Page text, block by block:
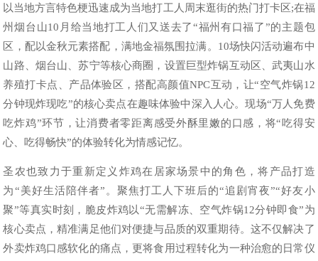
以当地方言特色梗迅速成为当地打工人周末逛街的热门打卡区;在福
州烟台山10月给当地打工人们又送去了“福州有口福了”的主题包
区，配以金秋元素搭配，满地金福氛围拉满。10场快闪活动遍布中
山路、烟台山、苏宁等核心商圈，设置巨型炸锅互动区、武夷山水
养殖打卡点、产品体验区，搭配高颜值NPC互动，让“空气炸锅12
分钟现炸现吃”的核心卖点在趣味体验中深入人心。现场“万人免费
吃炸鸡”环节，让消费者零距离感受外酥里嫩的口感，将“吃得安
心、吃得畅快”的体验转化为情感记忆。
圣农也致力于重新定义炸鸡在居家场景中的角色，将产品打造
为“美好生活陪伴者”。聚焦打工人下班后的“追剧宵夜”“好友小
聚”等真实时刻，脆皮炸鸡以“无需解冻、空气炸锅12分钟即食”为
核心卖点，精准满足他们对便捷与品质的双重期待。这不仅解决了
外卖炸鸡口感软化的痛点，更将食用过程转化为一种治愈的日常仪